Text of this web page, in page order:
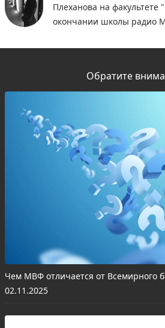
Плеханова на
окончании школы радио
Обратите
Чем МВФ отличается от Всемирного
02.11.2025